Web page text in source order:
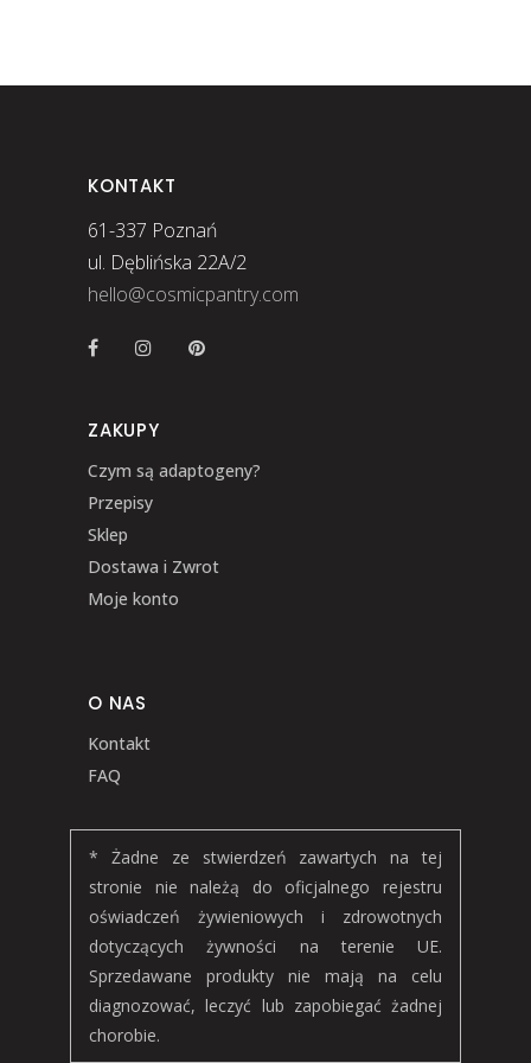
KONTAKT
61-337 Poznań
ul. Dęblińska 22A/2
hello@cosmicpantry.com
ZAKUPY
Czym są adaptogeny?
Przepisy
Sklep
Dostawa i Zwrot
Moje konto
O NAS
Kontakt
FAQ
* Żadne ze stwierdzeń zawartych na tej
stronie nie należą do oficjalnego rejestru
oświadczeń żywieniowych i zdrowotnych
dotyczących żywności na terenie UE.
Sprzedawane produkty nie mają na celu
diagnozować, leczyć lub zapobiegać żadnej
chorobie.